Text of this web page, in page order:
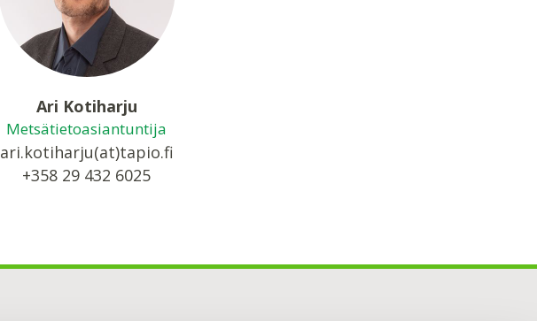
Ari Kotiharju
Metsätietoasiantuntija
ari.kotiharju(at)tapio.fi
+358 29 432 6025